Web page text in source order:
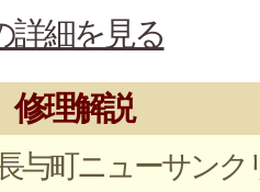
詳細を見る
修理解説
与町ニューサンク